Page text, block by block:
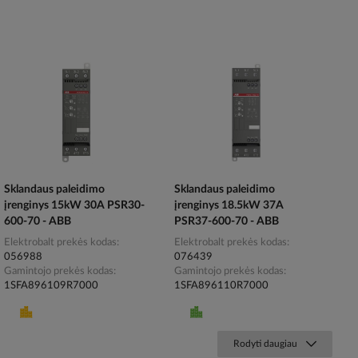
Sklandaus paleidimo
įrenginys 15kW 30A PSR30-
600-70 - ABB
Elektrobalt prekės kodas
056988
Gamintojo prekės kodas
1SFA896109R7000
Sklandaus paleidimo
įrenginys 18.5kW 37A
PSR37-600-70 - ABB
Elektrobalt prekės kodas
076439
Gamintojo prekės kodas
1SFA896110R7000
Rodyti daugiau